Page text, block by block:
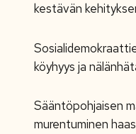
kestävän
köyhyys ja
Sääntöpohjaisen
murentuminen